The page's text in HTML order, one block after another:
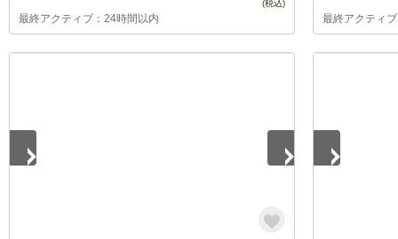
最終アクティブ：24時間以内 最終アクティ